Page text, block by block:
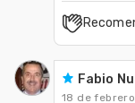
Fabio
18 de